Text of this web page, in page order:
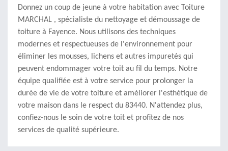
Donnez un coup de jeune à votre habitation avec Toiture
MARCHAL , spécialiste du nettoyage et démoussage de
toiture à Fayence. Nous utilisons des techniques
modernes et respectueuses de l'environnement pour
éliminer les mousses, lichens et autres impuretés qui
peuvent endommager votre toit au fil du temps. Notre
équipe qualifiée est à votre service pour prolonger la
durée de vie de votre toiture et améliorer l'esthétique de
votre maison dans le respect du 83440. N'attendez plus,
confiez-nous le soin de votre toit et profitez de nos
services de qualité supérieure.